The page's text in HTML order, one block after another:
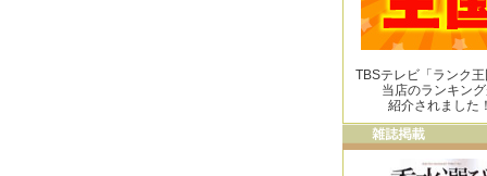
TBSテレビ「ランク
当店のランキン
紹介されました